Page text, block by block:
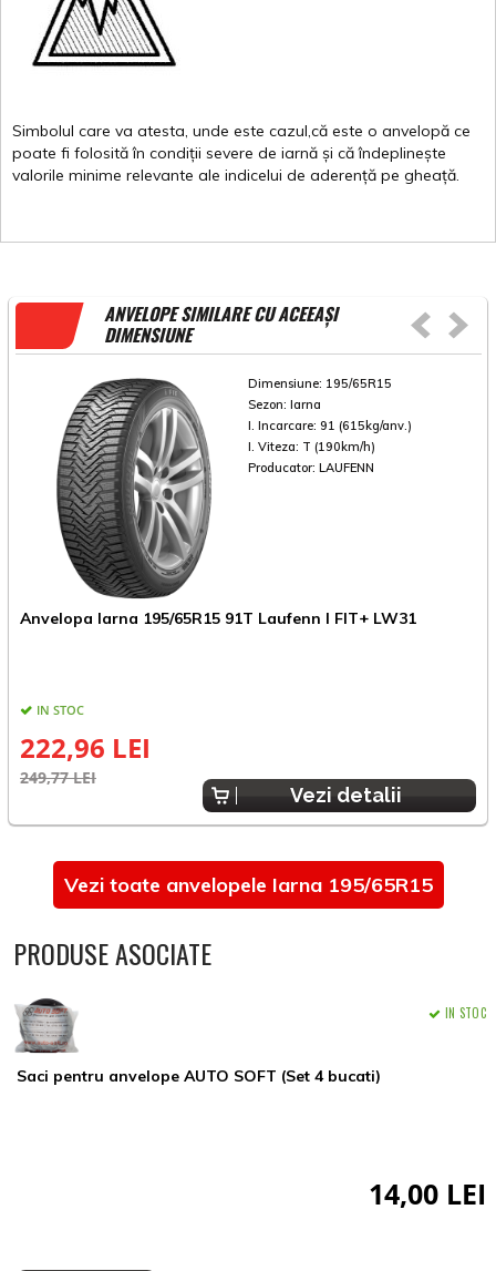
Simbolul care va atesta, unde este cazul,că este o anvelopă ce
poate fi folosită în condiții severe de iarnă și că îndeplinește
valorile minime relevante ale indicelui de aderență pe gheață.
ANVELOPE SIMILARE CU ACEEAȘI
DIMENSIUNE
Dimensiune: 195/65R15
Sezon: Iarna
I. Incarcare: 91 (615kg/anv.)
I. Viteza: T (190km/h)
Producator: LAUFENN
Anvelopa Iarna 195/65R15 91T Laufenn I FIT+ LW31
IN STOC
222,96 LEI
249,77 LEI
Vezi detalii
Vezi toate anvelopele Iarna 195/65R15
PRODUSE ASOCIATE
Saci pentru anvelope AUTO SOFT (Set 4 bucati)
IN STOC
14,00 LEI